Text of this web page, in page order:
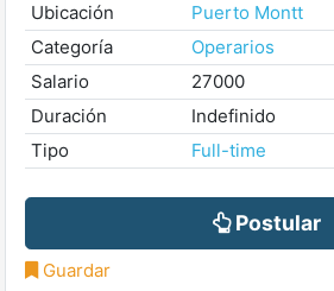
Ubicación
Puerto Montt
Categoría
Operarios
Salario
27000
Duración
Indefinido
Tipo
Full-time
Postular
Guardar